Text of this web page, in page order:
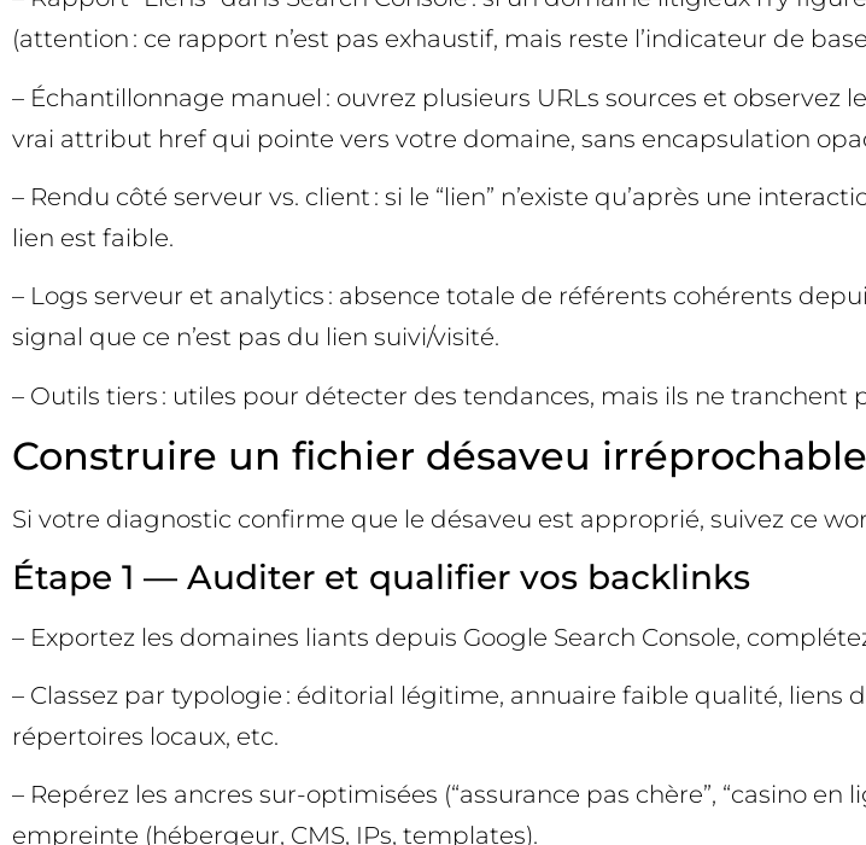
(attention : ce rapport n’est pas exhaustif, mais reste l’indicateur de
– Échantillonnage manuel : ouvrez plusieurs URLs sources et observez
vrai attribut href qui pointe vers votre domaine, sans encapsulation
– Rendu côté serveur vs. client : si le “lien” n’existe qu’après une
lien est faible.
– Logs serveur et analytics : absence totale de référents cohérents
signal que ce n’est pas du lien suivi/visité.
– Outils tiers : utiles pour détecter des tendances, mais ils ne tranchent
Construire un fichier désaveu
Si votre diagnostic confirme que le désaveu est approprié, suivez ce
Étape 1 — Auditer et qualifier vos backlinks
– Exportez les domaines liants depuis Google Search Console,
– Classez par typologie : éditorial légitime, annuaire faible qualité,
répertoires locaux, etc.
– Repérez les ancres sur-optimisées (“assurance pas chère”, “casino
empreinte (hébergeur, CMS, IPs, templates).